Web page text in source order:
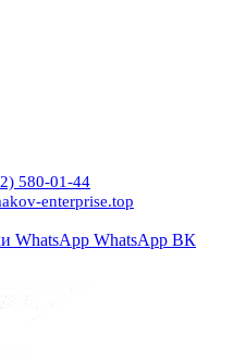
580-01-44
enterprise.top
WhatsApp WhatsApp ВК